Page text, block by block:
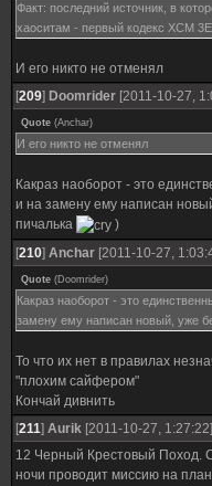
Факт: последний источник, в
хаоситам - первый кодекс ХСМ 3Е
И его никто не отменял
[209] Doomrider [2011-10-27,
Quote (Anchar)
И его никто не отменял
Какраз наоборот - это
и на замену ему написан
пичалька
)
[210] Anchar [2011-10-27,
Quote (Doomrider)
Какраз наоборот - это
замену ему написан новый, уже
То что их нет в правилах
"плохим сайфером"
Кончай дивнить
[211] Aurik [2011-10-27, 1:27:22]
12 Черный Крестовый Поход.
ночи проводит миссию на